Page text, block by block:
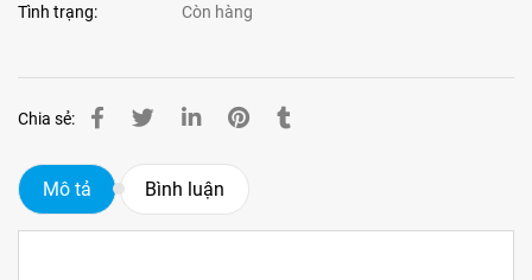
Tình trạng:
Còn hàng
Chia sẻ:
Mô tả Bình luận